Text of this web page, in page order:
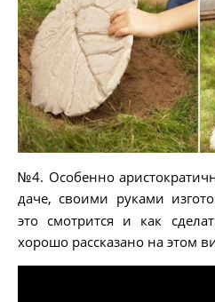
№4. Особенно
даче, своими руками
это смотрится и как
хорошо рассказано на этом